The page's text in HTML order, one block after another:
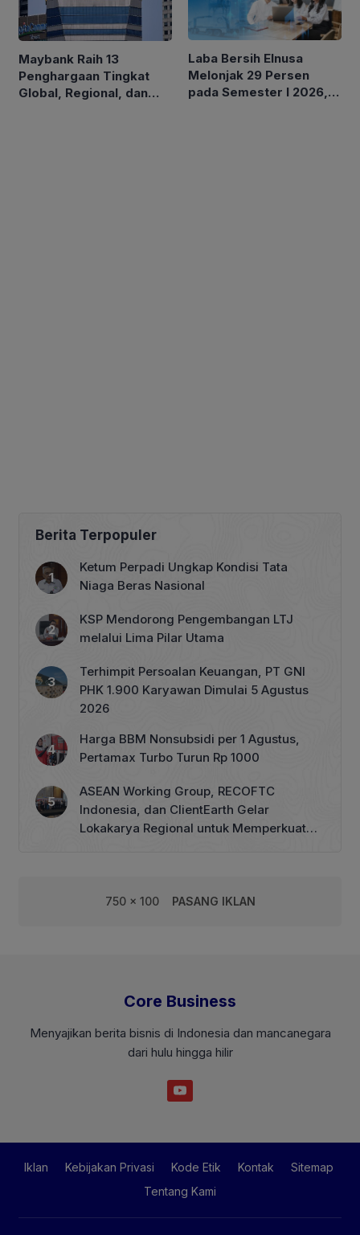
Maybank Raih 13
Penghargaan Tingkat
Global, Regional, dan
Laba Bersih Elnusa
Melonjak 29 Persen
pada Semester I 2026,
Berita Terpopuler
Ketum Perpadi Ungkap Kondisi Tata
Niaga Beras Nasional
KSP Mendorong Pengembangan LTJ
melalui Lima Pilar Utama
Terhimpit Persoalan Keuangan, PT GNI
PHK 1.900 Karyawan Dimulai 5 Agustus
2026
Harga BBM Nonsubsidi per 1 Agustus,
Pertamax Turbo Turun Rp 1000
ASEAN Working Group, RECOFTC
Indonesia, dan ClientEarth Gelar
Lokakarya Regional untuk Memperkuat
750 x 100 PASANG IKLAN
Core Business
Menyajikan berita bisnis di Indonesia dan mancanegara
dari hulu hingga hilir
Iklan Kebijakan Privasi Kode Etik Kontak
Sitemap
Tentang Kami